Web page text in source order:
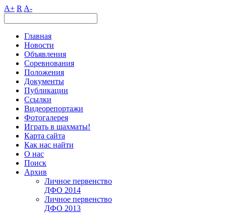
A+ R A-
Главная
Новости
Объявления
Соревнования
Положения
Документы
Публикации
Ссылки
Видеорепортажи
Фотогалерея
Играть в шахматы!
Карта сайта
Как нас найти
О нас
Поиск
Архив
Личное первенство
ДФО 2014
Личное первенство
ДФО 2013